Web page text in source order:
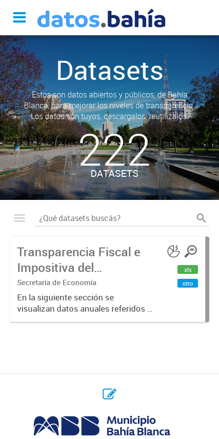
Datasets
Estos son datos abiertos y públicos, de Bahía
Blanca, para mejorar los niveles de transparencia.
Los datos son tuyos, descargalos, reutilizalos.
222
DATASETS
Transparencia Fiscal e
Impositiva del
Municipio. Año 2023
Secretaría de Economía
En la siguiente sección se
visualizan datos anuales referidos a
la transparencia fiscal e impositiva
xls
otro